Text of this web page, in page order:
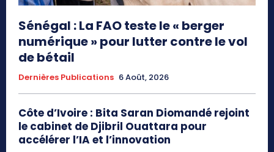
Sénégal : La FAO teste le « berger
numérique » pour lutter contre le vol
de bétail
Dernières Publications 6 Août, 2026
Côte d’Ivoire : Bita Saran Diomandé rejoint
le cabinet de Djibril Ouattara pour
accélérer l’IA et l’innovation